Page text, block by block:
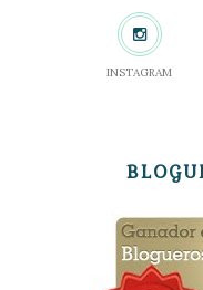
INSTAGRAM